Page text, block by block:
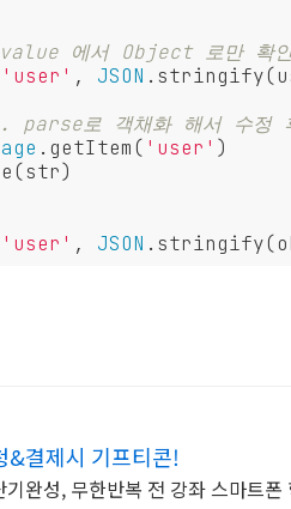
에서 Object 로만 확인
'user' , JSON
로 객채화 해서 수정 후
.getItem( 'user'
'user' , JSON
&결제시 기프티콘!
완성, 무한반복 전 강좌 스마트폰